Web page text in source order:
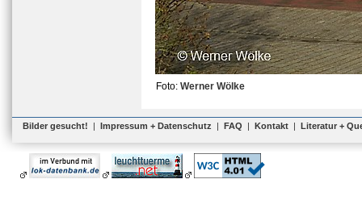
Foto: Werner Wölke
Bilder gesucht! | Impressum + Datenschutz | FAQ | Kontakt | Literatur +